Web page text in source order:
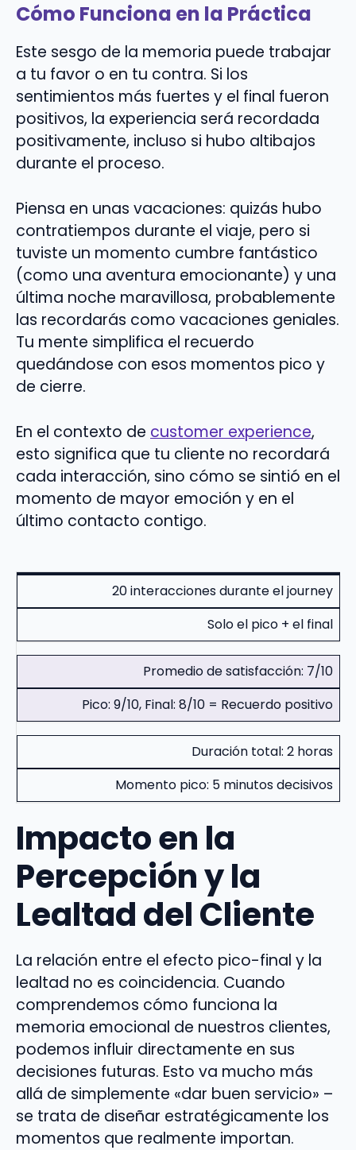
Cómo Funciona en la Práctica
Este sesgo de la memoria puede trabajar
a tu favor o en tu contra. Si los
sentimientos más fuertes y el final fueron
positivos, la experiencia será recordada
positivamente, incluso si hubo altibajos
durante el proceso.
Piensa en unas vacaciones: quizás hubo
contratiempos durante el viaje, pero si
tuviste un momento cumbre fantástico
(como una aventura emocionante) y una
última noche maravillosa, probablemente
las recordarás como vacaciones geniales.
Tu mente simplifica el recuerdo
quedándose con esos momentos pico y
de cierre.
En el contexto de customer experience,
esto significa que tu cliente no recordará
cada interacción, sino cómo se sintió en el
momento de mayor emoción y en el
último contacto contigo.
20 interacciones durante el journey
Solo el pico + el final
Promedio de satisfacción: 7/10
Pico: 9/10, Final: 8/10 = Recuerdo positivo
Duración total: 2 horas
Momento pico: 5 minutos decisivos
Impacto en la
Percepción y la
Lealtad del Cliente
La relación entre el efecto pico-final y la
lealtad no es coincidencia. Cuando
comprendemos cómo funciona la
memoria emocional de nuestros clientes,
podemos influir directamente en sus
decisiones futuras. Esto va mucho más
allá de simplemente «dar buen servicio» –
se trata de diseñar estratégicamente los
momentos que realmente importan.